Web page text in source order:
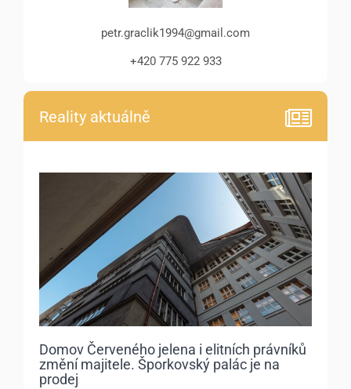
petr.graclik1994@gmail.com
+420 775 922 933
Reality aktuálně
Domov Červeného jelena i elitních právníků
změní majitele. Šporkovský palác je na
prodej